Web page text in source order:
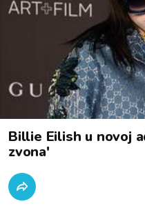
Billie Eilish u novoj
zvona'